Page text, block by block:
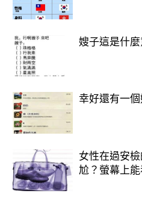
同星座交往會很懂彼
引，
但婚後問題是——
相似的缺點會翻倍。
例如：
天蠍 × 天蠍 → 猜忌
處女 × 處女 → 互相
嫂子這是什
幸好還有一
女性在過安
尬？螢幕上能